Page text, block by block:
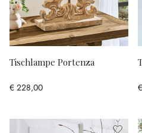
Tischlampe Portenza
€ 228,00